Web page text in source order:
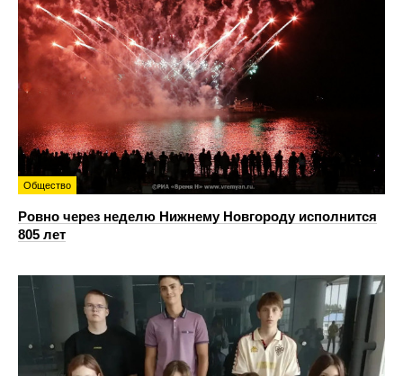
Общество
Ровно через неделю Нижнему Новгороду исполнится
805 лет